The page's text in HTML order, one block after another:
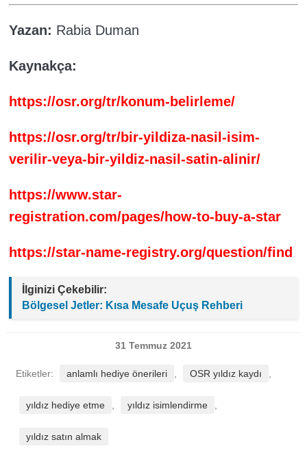
Yazan: Rabia Duman
Kaynakça:
https://osr.org/tr/konum-belirleme/
https://osr.org/tr/bir-yildiza-nasil-isim-
verilir-veya-bir-yildiz-nasil-satin-alinir/
https://www.star-
registration.com/pages/how-to-buy-a-star
https://star-name-registry.org/question/find
İlginizi Çekebilir:
Bölgesel Jetler: Kısa Mesafe Uçuş Rehberi
31 Temmuz 2021
Etiketler: anlamlı hediye önerileri OSR yıldız kaydı
yıldız hediye etme yıldız isimlendirme
yıldız satın almak